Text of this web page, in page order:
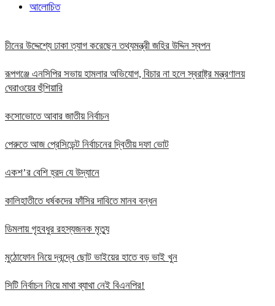
আলোচিত
চীনের উদ্দেশ্যে ঢাকা ত্যাগ করেছেন তথ্যমন্ত্রী জহির উদ্দিন স্বপন
রূপগঞ্জে এনসিপির সভায় হামলার অভিযোগ, বিচার না হলে স্বরাষ্ট্র মন্ত্রণালয়
ঘেরাওয়ের হুঁশিয়ারি
কসোভোতে আবার জাতীয় নির্বাচন
পেরুতে আজ প্রেসিডেন্ট নির্বাচনের দ্বিতীয় দফা ভোট
একশ’র বেশি হ্রদ যে উদ্যানে
কালিহাতীতে ধর্ষকদের ফাঁসির দাবিতে মানব বন্ধন
ডিমলায় গৃহবধুর রহস্যজনক মৃত্যু
মুঠোফোন নিয়ে দ্বন্দ্বে ছোট ভাইয়ের হাতে বড় ভাই খুন
সিটি নির্বাচন নিয়ে মাথা ব্যাথা নেই বিএনপির!